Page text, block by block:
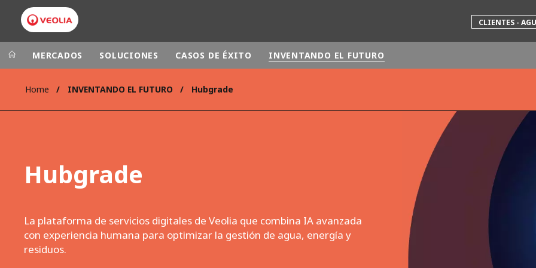
CLIENTES -
Grupo Veolia
FUNDACIÓN
Presencia mundial
NORTEAMÉRICA
ÁFRICA Y ORIENTE MEDIO
MERCADOS SOLUCIONES CASOS DE ÉXITO INVENTANDO EL FUTURO
Home INVENTANDO EL FUTURO Hubgrade
Hubgrade
La plataforma de servicios digitales de Veolia que combina IA avanzada
con experiencia humana para optimizar la gestión de agua, energía y
residuos.